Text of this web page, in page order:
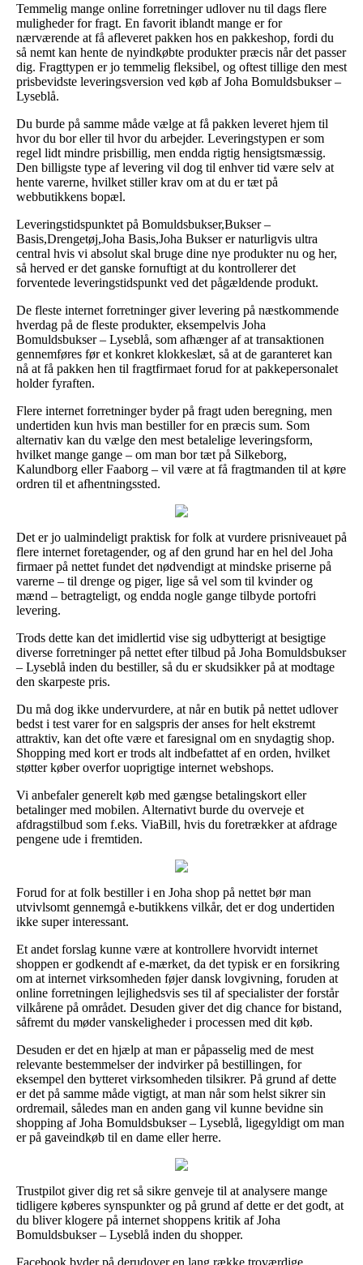
Temmelig mange online forretninger udlover nu til dags flere
muligheder for fragt. En favorit iblandt mange er for
nærværende at få afleveret pakken hos en pakkeshop, fordi du
så nemt kan hente de nyindkøbte produkter præcis når det passer
dig. Fragttypen er jo temmelig fleksibel, og oftest tillige den mest
prisbevidste leveringsversion ved køb af Joha Bomuldsbukser –
Lyseblå.
Du burde på samme måde vælge at få pakken leveret hjem til
hvor du bor eller til hvor du arbejder. Leveringstypen er som
regel lidt mindre prisbillig, men endda rigtig hensigtsmæssig.
Den billigste type af levering vil dog til enhver tid være selv at
hente varerne, hvilket stiller krav om at du er tæt på
webbutikkens bopæl.
Leveringstidspunktet på Bomuldsbukser,Bukser –
Basis,Drengetøj,Joha Basis,Joha Bukser er naturligvis ultra
central hvis vi absolut skal bruge dine nye produkter nu og her,
så herved er det ganske fornuftigt at du kontrollerer det
forventede leveringstidspunkt ved det pågældende produkt.
De fleste internet forretninger giver levering på næstkommende
hverdag på de fleste produkter, eksempelvis Joha
Bomuldsbukser – Lyseblå, som afhænger af at transaktionen
gennemføres før et konkret klokkeslæt, så at de garanteret kan
nå at få pakken hen til fragtfirmaet forud for at pakkepersonalet
holder fyraften.
Flere internet forretninger byder på fragt uden beregning, men
undertiden kun hvis man bestiller for en præcis sum. Som
alternativ kan du vælge den mest betalelige leveringsform,
hvilket mange gange – om man bor tæt på Silkeborg,
Kalundborg eller Faaborg – vil være at få fragtmanden til at køre
ordren til et afhentningssted.
Det er jo ualmindeligt praktisk for folk at vurdere prisniveauet på
flere internet foretagender, og af den grund har en hel del Joha
firmaer på nettet fundet det nødvendigt at mindske priserne på
varerne – til drenge og piger, lige så vel som til kvinder og
mænd – betragteligt, og endda nogle gange tilbyde portofri
levering.
Trods dette kan det imidlertid vise sig udbytterigt at besigtige
diverse forretninger på nettet efter tilbud på Joha Bomuldsbukser
– Lyseblå inden du bestiller, så du er skudsikker på at modtage
den skarpeste pris.
Du må dog ikke undervurdere, at når en butik på nettet udlover
bedst i test varer for en salgspris der anses for helt ekstremt
attraktiv, kan det ofte være et faresignal om en snydagtig shop.
Shopping med kort er trods alt indbefattet af en orden, hvilket
støtter køber overfor uoprigtige internet webshops.
Vi anbefaler generelt køb med gængse betalingskort eller
betalinger med mobilen. Alternativt burde du overveje et
afdragstilbud som f.eks. ViaBill, hvis du foretrækker at afdrage
pengene ude i fremtiden.
Forud for at folk bestiller i en Joha shop på nettet bør man
utvivlsomt gennemgå e-butikkens vilkår, det er dog undertiden
ikke super interessant.
Et andet forslag kunne være at kontrollere hvorvidt internet
shoppen er godkendt af e-mærket, da det typisk er en forsikring
om at internet virksomheden føjer dansk lovgivning, foruden at
online forretningen lejlighedsvis ses til af specialister der forstår
vilkårene på området. Desuden giver det dig chance for bistand,
såfremt du møder vanskeligheder i processen med dit køb.
Desuden er det en hjælp at man er påpasselig med de mest
relevante bestemmelser der indvirker på bestillingen, for
eksempel den bytteret virksomheden tilsikrer. På grund af dette
er det på samme måde vigtigt, at man når som helst sikrer sin
ordremail, således man en anden gang vil kunne bevidne sin
shopping af Joha Bomuldsbukser – Lyseblå, ligegyldigt om man
er på gaveindkøb til en dame eller herre.
Trustpilot giver dig ret så sikre genveje til at analysere mange
tidligere køberes synspunkter og på grund af dette er det godt, at
du bliver klogere på internet shoppens kritik af Joha
Bomuldsbukser – Lyseblå inden du shopper.
Facebook byder på derudover en lang række troværdige